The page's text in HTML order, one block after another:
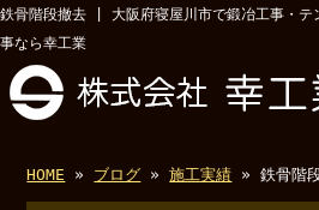
鉄骨階段撤去 | 大阪府寝屋川市で鍛冶工事・テ
事なら幸工業
HOME » ブログ »施工実績 » 鉄骨階